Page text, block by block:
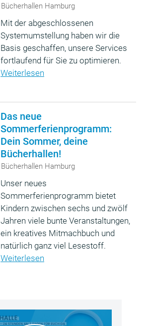
Bücherhallen Hamburg
Mit der abgeschlossenen
Systemumstellung haben wir die
Basis geschaffen, unsere Services
fortlaufend für Sie zu optimieren.
Weiterlesen
Das neue
Sommerferienprogramm:
Dein Sommer, deine
Bücherhallen!
Bücherhallen Hamburg
Unser neues
Sommerferienprogramm bietet
Kindern zwischen sechs und zwölf
Jahren viele bunte Veranstaltungen,
ein kreatives Mitmachbuch und
natürlich ganz viel Lesestoff.
Weiterlesen